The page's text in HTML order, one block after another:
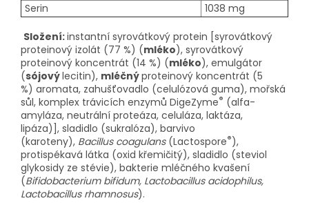
Serin
1038 mg
Složení:instantní syrovátkový protein [syrovátkový
proteinový izolát (77 %) (mléko), syrovátkový
proteinový koncentrát (14 %) (mléko), emulgátor
(sójovýlecitin), mléčnýproteinový koncentrát (5
%) aromata, zahušťovadlo (celulózová guma), mořská
sůl, komplex trávicích enzymů DigeZyme® (alfa-
amyláza, neutrální proteáza, celuláza, laktáza,
lipáza)], sladidlo (sukralóza), barvivo
(karoteny), Bacillus coagulans (Lactospore®),
protispékavá látka (oxid křemičitý), sladidlo (steviol
glykosidy ze stévie), bakterie mléčného kvašení
(Bifidobacterium bifidum, Lactobacillus acidophilus,
Lactobacillus rhamnosus).